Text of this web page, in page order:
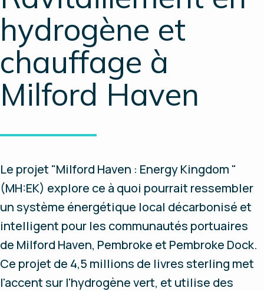
hydrogène et
chauffage à
Milford Haven
Le projet "Milford Haven : Energy Kingdom "
(MH:EK) explore ce à quoi pourrait ressembler
un système énergétique local décarbonisé et
intelligent pour les communautés portuaires
de Milford Haven, Pembroke et Pembroke Dock.
Ce projet de 4,5 millions de livres sterling met
l'accent sur l'hydrogène vert, et utilise des